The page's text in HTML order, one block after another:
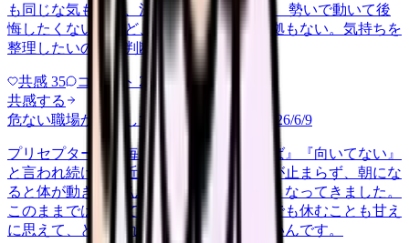
も同じな気もして、決め手がありません。 勢いで動いて後
悔したくないけれど、このまま留まる根拠もない。気持ちを
整理したいので、判断材料の集…
共感 35 コメント 2
共感する
危ない職場か判断してほしい
harassment 2026/6/9
プリセプターから毎日のように『辞めれば』『向いてない』
と言われ続け、最近は職場が近づくと涙が止まらず、朝にな
ると体が動きません。食事も喉を通らなくなってきました。
このままでは壊れてしまう気がします。でも休むことも甘え
に思えて、どうすればいいのか分からないんです。